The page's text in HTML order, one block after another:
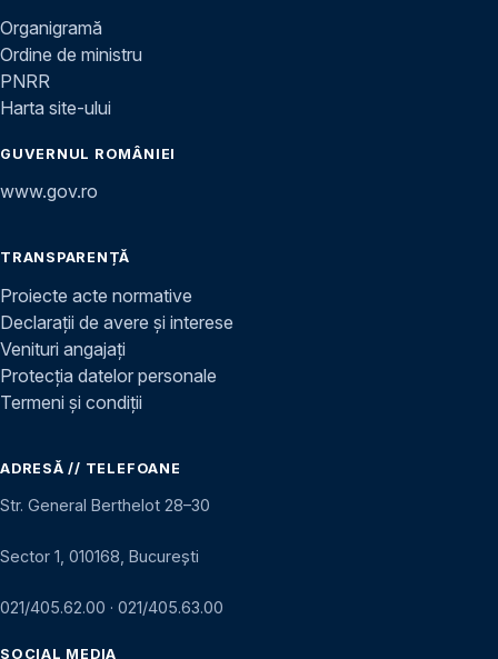
Organigramă
Ordine de ministru
PNRR
Harta site-ului
GUVERNUL ROMÂNIEI
www.gov.ro
TRANSPARENȚĂ
Proiecte acte normative
Declarații de avere și interese
Venituri angajați
Protecția datelor personale
Termeni și condiții
ADRESĂ // TELEFOANE
Str. General Berthelot 28–30
Sector 1, 010168, București
021/405.62.00 · 021/405.63.00
SOCIAL MEDIA